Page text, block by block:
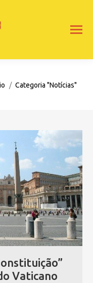
está aqui:
Categoria "Notícias"
Vaticano